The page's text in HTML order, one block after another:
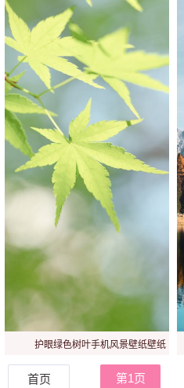
护眼绿色树叶手机风景壁纸壁纸
首页
第1页